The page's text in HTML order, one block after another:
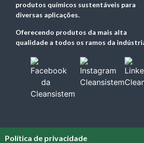
produtos químicos sustentáveis para
diversas aplicações.
Oferecendo produtos da mais alta
qualidade a todos os ramos da
Política de privacidade